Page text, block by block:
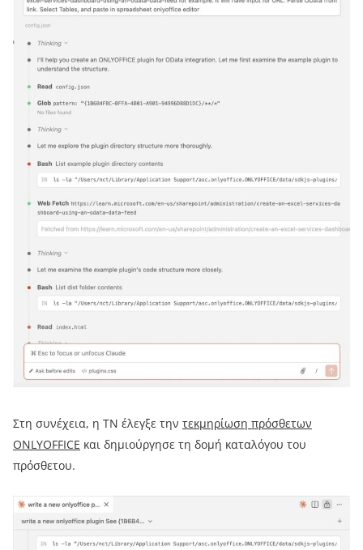
Στη συνέχεια, η TN έλεγξε την τεκμηρίωση πρόσθετων
ONLYOFFICE και δημιούργησε τη δομή καταλόγου του
πρόσθετου.